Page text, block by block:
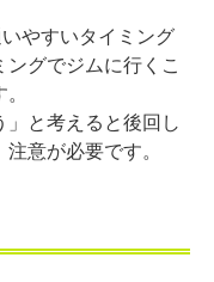
やすいタイミング
グでジムに行くこ
」と考えると後回し
意が必要です。